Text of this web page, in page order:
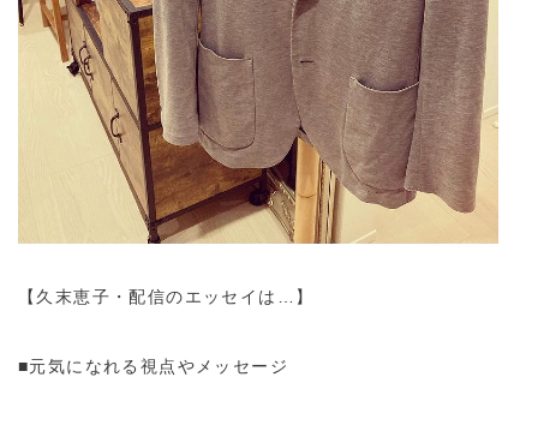
【久末恵子・配信のエッセイは…】
■元気になれる視点やメッセージ